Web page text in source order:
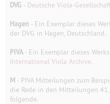
DVG - Deutsche Viola-Gesellschaft
Hagen - Ein Exemplar dieses
der DVG in Hagen, Deutschland.
PIVA - Ein Exemplar dieses
International Viola Archive.
M - PIVA Mitteilungen zum
die Rede in den Mitteilungen
folgende.